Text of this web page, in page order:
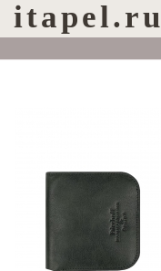
itapel.ru